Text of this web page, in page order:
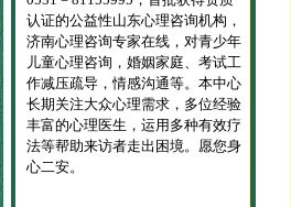
认证的公益性山东心理咨询机构，
济南心理咨询专家在线，对青少年
儿童心理咨询，婚姻家庭、考试工
作减压疏导，情感沟通等。本中心
长期关注大众心理需求，多位经验
丰富的心理医生，运用多种有效疗
法等帮助来访者走出困境。愿您身
心二安。